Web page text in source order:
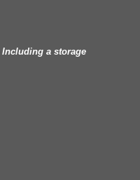
Including a storage